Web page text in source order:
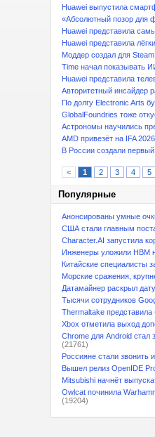
Huawei выпустила
«Абсолютный позор для
Huawei представила
Huawei представила
Моддер создал для
Time начал показывать
Huawei представила
Авторитетный инсайдер
По долгу Electronic Arts
GlobalFoundries тоже
Астрономы научились
AMD привезёт на IFA
В России создали
< 1 2 3 4 5
Популярные
Анонсированы умные
США стали главным
Character.AI запустила
Инженеры уложили HBM
Китайские специалисты
Морские сражения,
Датамайнер раскрыл дату
Тысячи сотрудников
Thermaltake представила
Xbox отметила выход
Chrome для Android стал
(21761)
Россияне стали звонить и
Вышел релиз OpenIDE
Mitsubishi начнёт
Owlcat починила
(19204)